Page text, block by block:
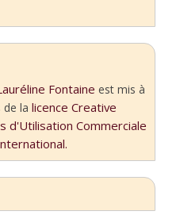
Fontaine est mis à
de lalicence Creative
d'Utilisation Commerciale